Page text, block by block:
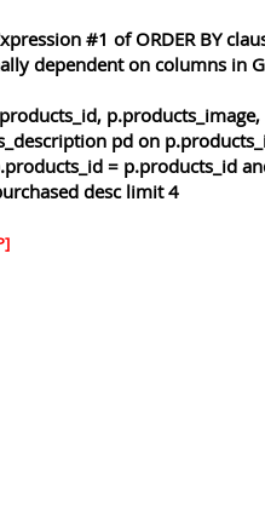
#1 of ORDER BY
dependent on columns in
pd on
= p.products_id
desc limit 4